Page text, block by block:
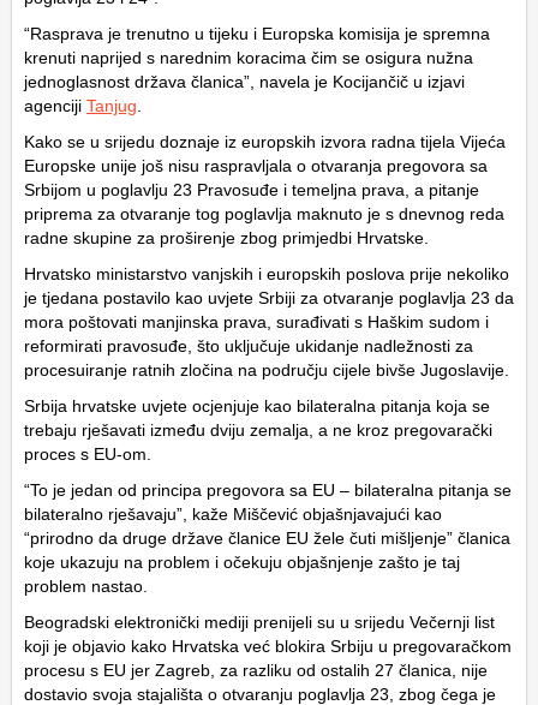
“Rasprava je trenutno u tijeku i Europska komisija je spremna
krenuti naprijed s narednim koracima čim se osigura nužna
jednoglasnost država članica”, navela je Kocijančič u izjavi
agenciji Tanjug
Kako se u srijedu doznaje iz europskih izvora radna tijela Vijeća
Europske unije još nisu raspravljala o otvaranja pregovora sa
Srbijom u poglavlju 23 Pravosuđe i temeljna prava, a pitanje
priprema za otvaranje tog poglavlja maknuto je s dnevnog reda
radne skupine za proširenje zbog primjedbi Hrvatske.
Hrvatsko ministarstvo vanjskih i europskih poslova prije nekoliko
je tjedana postavilo kao uvjete Srbiji za otvaranje poglavlja 23 da
mora poštovati manjinska prava, surađivati s Haškim sudom i
reformirati pravosuđe, što uključuje ukidanje nadležnosti za
procesuiranje ratnih zločina na području cijele bivše Jugoslavije.
Srbija hrvatske uvjete ocjenjuje kao bilateralna pitanja koja se
trebaju rješavati između dviju zemalja, a ne kroz pregovarački
proces s EU-om.
“To je jedan od principa pregovora sa EU – bilateralna pitanja se
bilateralno rješavaju”, kaže Miščević objašnjavajući kao
“prirodno da druge države članice EU žele čuti mišljenje” članica
koje ukazuju na problem i očekuju objašnjenje zašto je taj
problem nastao.
Beogradski elektronički mediji prenijeli su u srijedu Večernji list
koji je objavio kako Hrvatska već blokira Srbiju u pregovaračkom
procesu s EU jer Zagreb, za razliku od ostalih 27 članica, nije
dostavio svoja stajališta o otvaranju poglavlja 23, zbog čega je